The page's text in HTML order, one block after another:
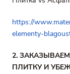
https://
elementy-
2.
ПЛИТКУ И